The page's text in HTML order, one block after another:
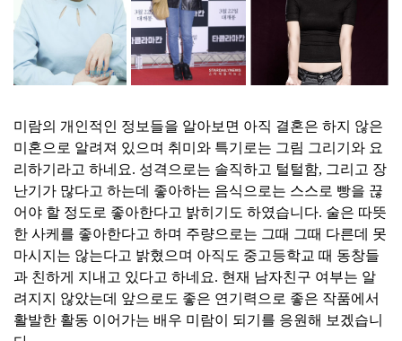
미람의 개인적인 정보들을 알아보면 아직 결혼은 하지 않은
미혼으로 알려져 있으며 취미와 특기로는 그림 그리기와 요
리하기라고 하네요. 성격으로는 솔직하고 털털함, 그리고 장
난기가 많다고 하는데 좋아하는 음식으로는 스스로 빵을 끊
어야 할 정도로 좋아한다고 밝히기도 하였습니다. 술은 따뜻
한 사케를 좋아한다고 하며 주량으로는 그때 그때 다른데 못
마시지는 않는다고 밝혔으며 아직도 중고등학교 때 동창들
과 친하게 지내고 있다고 하네요. 현재 남자친구 여부는 알
려지지 않았는데 앞으로도 좋은 연기력으로 좋은 작품에서
활발한 활동 이어가는 배우 미람이 되기를 응원해 보겠습니